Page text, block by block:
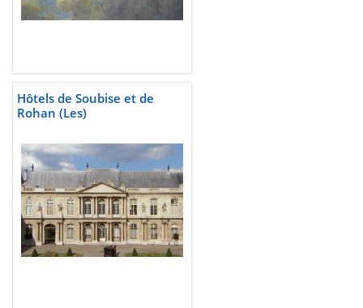
Hôtels de Soubise et de
Rohan (Les)